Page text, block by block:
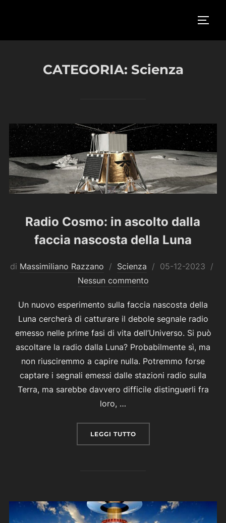
CATEGORIA: Scienza
Radio Cosmo: in ascolto dalla
faccia nascosta della Luna
di Massimiliano Razzano Scienza
Pubblicato
05-12-2023
Nessun commento
Un nuovo esperimento sulla faccia nascosta della
Luna cercherà di catturare il debole segnale radio
emesso nelle prime fasi di vita dell’Universo. Si può
ascoltare la radio dalla Luna? Probabilmente sì, ma
non riusciremmo a capire nulla. Potremmo forse
captare i segnali emessi dalle stazioni radio sulla
Terra, ma sarebbe davvero difficile distinguerli fra
loro, …
LEGGI TUTTO“RADIO COSMO: IN